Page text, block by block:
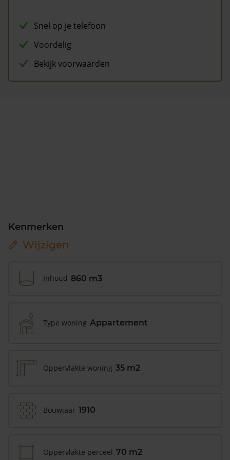
Snel op je telefoon
Voordelig
Bekijk voorwaarden
Kenmerken
Wijzigen
Inhoud 860 m3
Type woning Appartement
Oppervlakte woning 35 m2
Bouwjaar 1910
Oppervlakte perceel 70 m2